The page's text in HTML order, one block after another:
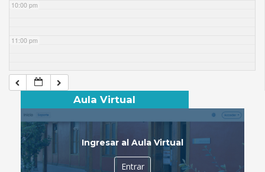
10:00 pm
11:00 pm
Aula Virtual
Ingresar al Aula Virtual
Entrar